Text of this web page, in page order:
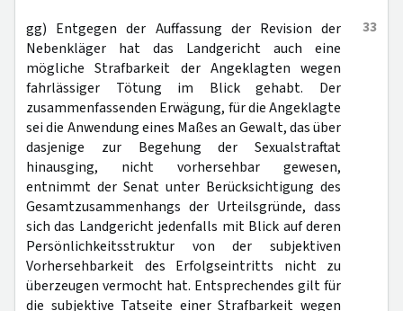
33
gg) Entgegen der Auffassung der Revision der
Nebenkläger hat das Landgericht auch eine
mögliche Strafbarkeit der Angeklagten wegen
fahrlässiger Tötung im Blick gehabt. Der
zusammenfassenden Erwägung, für die Angeklagte
sei die Anwendung eines Maßes an Gewalt, das über
dasjenige zur Begehung der Sexualstraftat
hinausging, nicht vorhersehbar gewesen,
entnimmt der Senat unter Berücksichtigung des
Gesamtzusammenhangs der Urteilsgründe, dass
sich das Landgericht jedenfalls mit Blick auf deren
Persönlichkeitsstruktur von der subjektiven
Vorhersehbarkeit des Erfolgseintritts nicht zu
überzeugen vermocht hat. Entsprechendes gilt für
die subjektive Tatseite einer Strafbarkeit wegen